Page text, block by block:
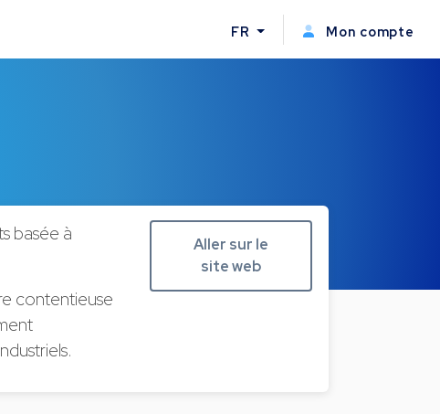
FR Mon compte
basée à
contentieuse
Aller sur le
site web